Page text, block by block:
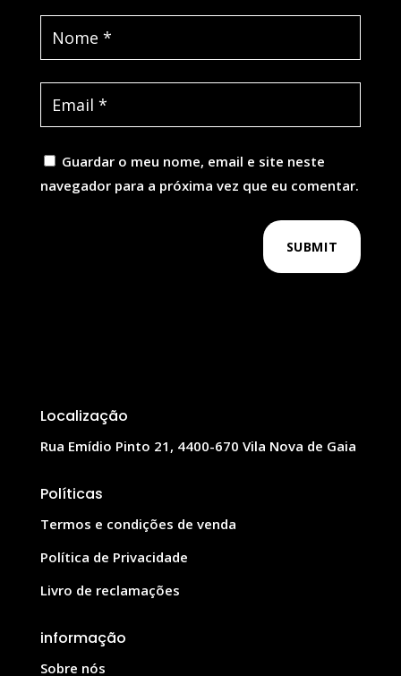
Guardar o meu nome, email e site neste
navegador para a próxima vez que eu comentar.
SUBMIT
Localização
Rua Emídio Pinto 21, 4400-670 Vila Nova de Gaia
Políticas
Termos e condições de venda
Política de Privacidade
Livro de reclamações
informação
Sobre nós